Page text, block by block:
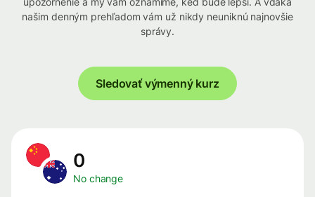
našim denným prehľadom vám už nikdy neuniknú najnovšie
správy.
Sledovať výmenný kurz
0
No change